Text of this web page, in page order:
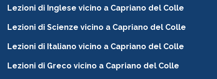
Lezioni di Inglese vicino a Capriano del Colle
Lezioni di Scienze vicino a Capriano del Colle
Lezioni di Italiano vicino a Capriano del Colle
Lezioni di Greco vicino a Capriano del Colle